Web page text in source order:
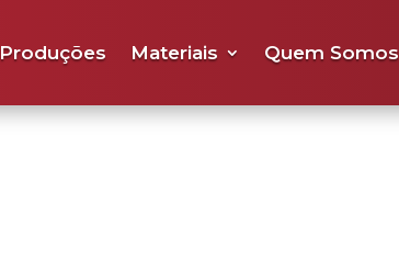
Produções Materiais Quem Somos